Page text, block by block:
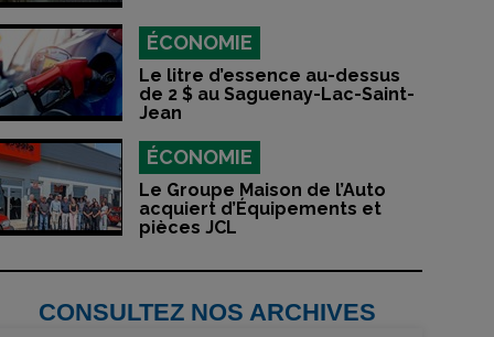
ÉCONOMIE
Le litre d’essence au-dessus
de 2 $ au Saguenay-Lac-Saint-
Jean
ÉCONOMIE
Le Groupe Maison de l’Auto
acquiert d’Équipements et
pièces JCL
CONSULTEZ NOS ARCHIVES